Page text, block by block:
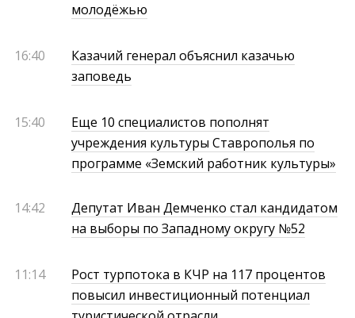
молодёжью
16:40
Казачий генерал объяснил казачью
заповедь
15:40
Еще 10 специалистов пополнят
учреждения культуры Ставрополья по
программе «Земский работник культуры»
14:42
Депутат Иван Демченко стал кандидатом
на выборы по Западному округу №52
11:14
Рост турпотока в КЧР на 117 процентов
повысил инвестиционный потенциал